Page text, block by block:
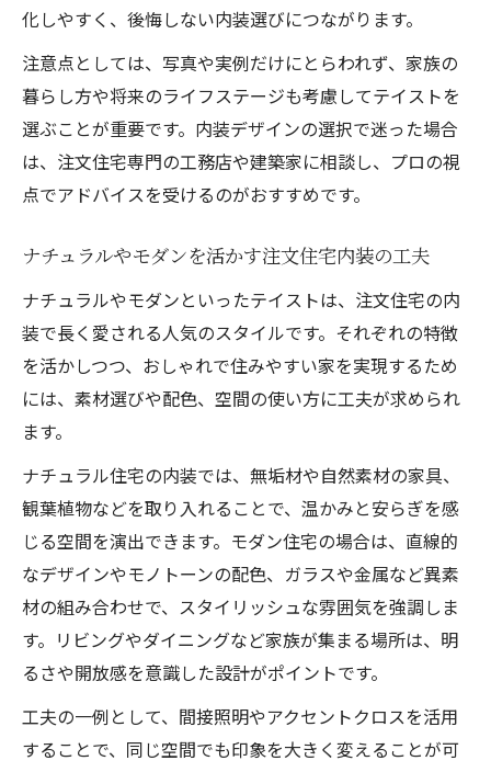
化しやすく、後悔しない内装選びにつながります。
注意点としては、写真や実例だけにとらわれず、家族の
暮らし方や将来のライフステージも考慮してテイストを
選ぶことが重要です。内装デザインの選択で迷った場合
は、注文住宅専門の工務店や建築家に相談し、プロの視
点でアドバイスを受けるのがおすすめです。
ナチュラルやモダンを活かす注文住宅内装の工夫
ナチュラルやモダンといったテイストは、注文住宅の内
装で長く愛される人気のスタイルです。それぞれの特徴
を活かしつつ、おしゃれで住みやすい家を実現するため
には、素材選びや配色、空間の使い方に工夫が求められ
ます。
ナチュラル住宅の内装では、無垢材や自然素材の家具、
観葉植物などを取り入れることで、温かみと安らぎを感
じる空間を演出できます。モダン住宅の場合は、直線的
なデザインやモノトーンの配色、ガラスや金属など異素
材の組み合わせで、スタイリッシュな雰囲気を強調しま
す。リビングやダイニングなど家族が集まる場所は、明
るさや開放感を意識した設計がポイントです。
工夫の一例として、間接照明やアクセントクロスを活用
することで、同じ空間でも印象を大きく変えることが可